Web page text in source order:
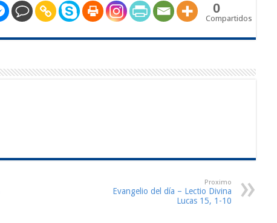
0
Compartidos
Proximo
Evangelio del día – Lectio Divina
Lucas 15, 1-10